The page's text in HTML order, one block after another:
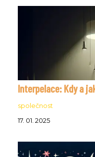
Interpelace: Kdy a
společnost
17. 01. 2025